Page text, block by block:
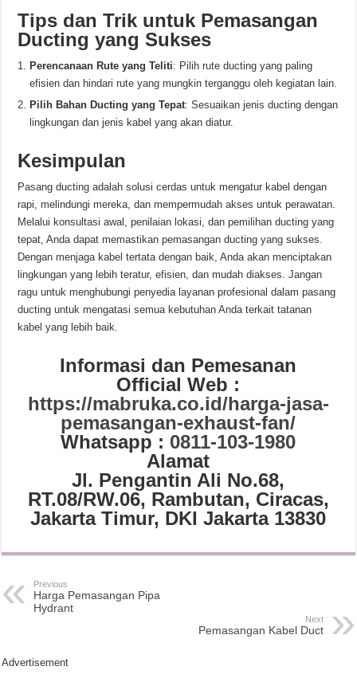
Tips dan Trik untuk Pemasangan
Ducting yang Sukses
Perencanaan Rute yang Teliti: Pilih rute ducting yang paling
efisien dan hindari rute yang mungkin terganggu oleh kegiatan lain.
Pilih Bahan Ducting yang Tepat: Sesuaikan jenis ducting dengan
lingkungan dan jenis kabel yang akan diatur.
Kesimpulan
Pasang ducting adalah solusi cerdas untuk mengatur kabel dengan
rapi, melindungi mereka, dan mempermudah akses untuk perawatan.
Melalui konsultasi awal, penilaian lokasi, dan pemilihan ducting yang
tepat, Anda dapat memastikan pemasangan ducting yang sukses.
Dengan menjaga kabel tertata dengan baik, Anda akan menciptakan
lingkungan yang lebih teratur, efisien, dan mudah diakses. Jangan
ragu untuk menghubungi penyedia layanan profesional dalam pasang
ducting untuk mengatasi semua kebutuhan Anda terkait tatanan
kabel yang lebih baik.
Informasi dan Pemesanan
Official Web :
https://mabruka.co.id/harga-jasa-
pemasangan-exhaust-fan/
Whatsapp : 0811-103-1980
Alamat
Jl. Pengantin Ali No.68,
RT.08/RW.06, Rambutan, Ciracas,
Jakarta Timur, DKI Jakarta 13830
Previous
Harga Pemasangan Pipa
Hydrant
Next
Pemasangan Kabel Duct
Advertisement